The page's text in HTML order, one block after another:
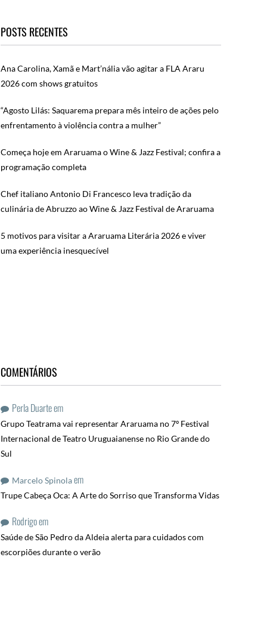
POSTS RECENTES
Ana Carolina, Xamã e Mart’nália vão agitar a FLA Araru
2026 com shows gratuitos
“Agosto Lilás: Saquarema prepara mês inteiro de ações pelo
enfrentamento à violência contra a mulher”
Começa hoje em Araruama o Wine & Jazz Festival; confira a
programação completa
Chef italiano Antonio Di Francesco leva tradição da
culinária de Abruzzo ao Wine & Jazz Festival de Araruama
5 motivos para visitar a Araruama Literária 2026 e viver
uma experiência inesquecível
COMENTÁRIOS
Perla Duarteem
Grupo Teatrama vai representar Araruama no 7º Festival
Internacional de Teatro Uruguaianense no Rio Grande do
Sul
Marcelo Spinolaem
Trupe Cabeça Oca: A Arte do Sorriso que Transforma Vidas
Rodrigoem
Saúde de São Pedro da Aldeia alerta para cuidados com
escorpiões durante o verão